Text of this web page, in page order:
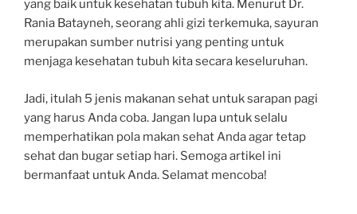
yang baik untuk kesehatan tubuh kita. Menurut Dr.
Rania Batayneh, seorang ahli gizi terkemuka, sayuran
merupakan sumber nutrisi yang penting untuk
menjaga kesehatan tubuh kita secara keseluruhan.
Jadi, itulah 5 jenis makanan sehat untuk sarapan pagi
yang harus Anda coba. Jangan lupa untuk selalu
memperhatikan pola makan sehat Anda agar tetap
sehat dan bugar setiap hari. Semoga artikel ini
bermanfaat untuk Anda. Selamat mencoba!